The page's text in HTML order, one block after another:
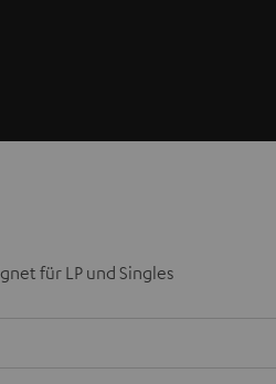
für LP und Singles